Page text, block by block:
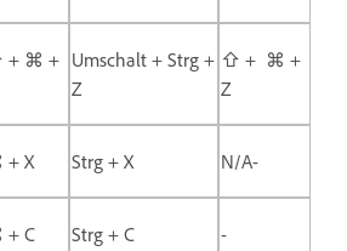
+ ⌘ + Umschalt + Strg +
Z
⇧ + ⌘ +
Z
X Strg + X N/A-
C Strg + C -